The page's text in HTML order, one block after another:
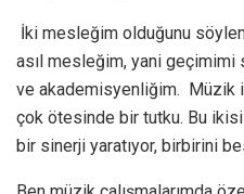
İki mesleğim olduğunu
asıl mesleğim, yani geçimimi
ve akademisyenliğim. Müzik
çok ötesinde bir tutku. Bu
bir sinerji yaratıyor, birbirini